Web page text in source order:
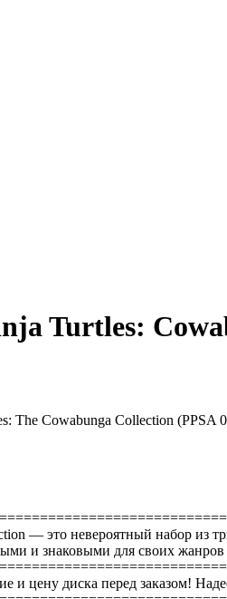
Turtles:
The Cowabunga Collection (PPSA
— это невероятный набор из
и знаковыми для своих
и цену диска перед заказом!